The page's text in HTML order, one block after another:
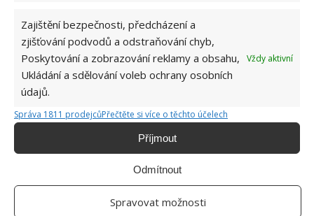
Zajištění bezpečnosti, předcházení a
zjišťování podvodů a odstraňování chyb,
Poskytování a zobrazování reklamy a obsahu,
Ukládání a sdělování voleb ochrany osobních
údajů.
Vždy aktivní
Správa 1811 prodejcůPřečtěte si více o těchto účelech
Příjmout
Odmítnout
Spravovat možnosti
BANÁNOVÉ HNOJIVO DOMÁCÍ HNOJIVO
PETÚNIE
Jiří Kolář
univerzity, který je již od malička
možné najít v j...